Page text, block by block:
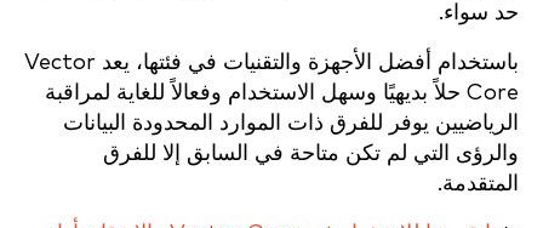
حد سواء.
باستخدام أفضل الأجهزة والتقنيات في فئتها، يعد Vector
Core حلاً بديهيًا وسهل الاستخدام وفعالاً للغاية لمراقبة
الرياضيين يوفر للفرق ذات الموارد المحدودة البيانات
والرؤى التي لم تكن متاحة في السابق إلا للفرق
المتقدمة.